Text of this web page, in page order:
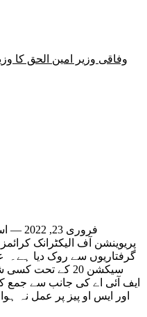
فروری
گرفتاریوں سے روک دیا ہے۔
سیکشن 20 کے تحت
ایف آئی اے کی جانب سے جمع
اور ایس او پیز پر عمل نہ